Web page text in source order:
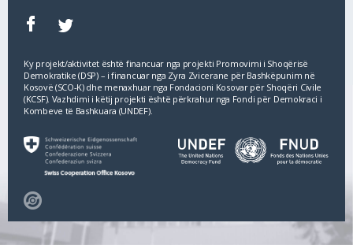
Ky projekt/aktivitet është financuar nga projekti Promovimi i Shoqërisë
Demokratike (DSP) – i financuar nga Zyra Zvicerane për Bashkëpunim në
Kosovë (SCO‐K) dhe menaxhuar nga Fondacioni Kosovar për Shoqëri Civile
(KCSF). Vazhdimi i këtij projekti është përkrahur nga Fondi për Demokraci i
Kombeve të Bashkuara (UNDEF).